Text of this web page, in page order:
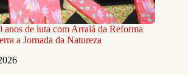
anos de luta com Arraiá da Reforma
a Jornada da Natureza